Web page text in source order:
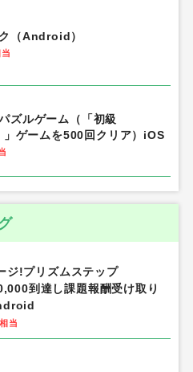
（Android）
ズルゲーム（「初級
」ゲームを500回クリア）iOS
ジ!プリズムステップ
到達し課題報酬受け取り
相当